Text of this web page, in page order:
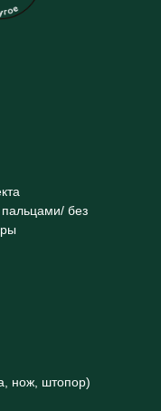
пальцами/ без
нож, штопор)